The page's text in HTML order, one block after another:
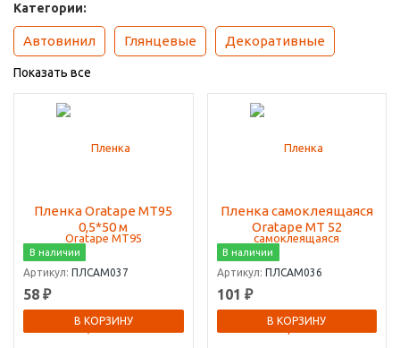
Категории:
Автовинил Глянцевые Декоративные
Показать все
Пленка Oratape MT95
0,5*50 м
В наличии
Артикул: ПЛСАМ037
58 ₽
В КОРЗИНУ
Пленка самоклеящаяся
Oratape MT 52
В наличии
Артикул: ПЛСАМ036
101 ₽
В КОРЗИНУ